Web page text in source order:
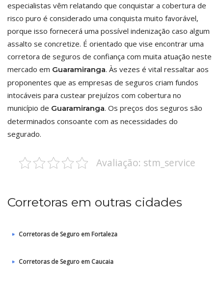
especialistas vêm relatando que conquistar a cobertura de
risco puro é considerado uma conquista muito favorável,
porque isso fornecerá uma possível indenização caso algum
assalto se concretize. É orientado que vise encontrar uma
corretora de seguros de confiança com muita atuação neste
mercado em Guaramiranga. Às vezes é vital ressaltar aos
proponentes que as empresas de seguros criam fundos
intocáveis para custear prejuízos com cobertura no
município de Guaramiranga. Os preços dos seguros são
determinados consoante com as necessidades do
segurado.
Avaliação: stm_service
Corretoras em outras cidades
Corretoras de Seguro em Fortaleza
Corretoras de Seguro em Caucaia